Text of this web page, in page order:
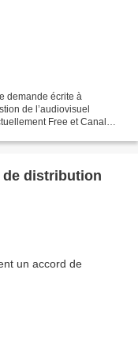
demande écrite à
de l’audiovisuel
Free et Canal
de distribution